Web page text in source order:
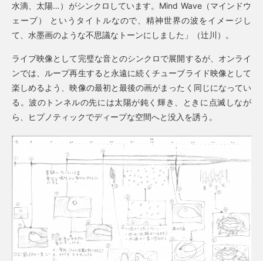
水滴、太陽…）がシンクロしています。Mind Wave（マインドウ
ェーブ） というタイトルなので、精神世界の波をイメージし
て、水墨画のような不思議なトーンにしました」（辻川）。
ライブ映像として完璧な音とのシンクロで展開するが、オンライ
ンでは、ループ再生すると永遠に続くチューブライド映像として
楽しめるよう、映像の最初と最後の画がまったく同じになってい
る。波のトンネルの先には太陽が鈍く輝き、ときに点滅しなが
ら、ヒプノティックでディープな空間へと没入を誘う。